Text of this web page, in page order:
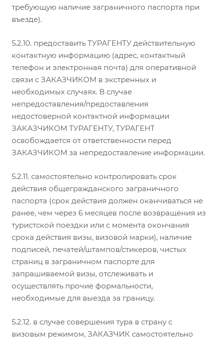
требующую наличие заграничного паспорта при
въезде).
5.2.10. предоставить ТУРАГЕНТУ действительную
контактную информацию (адрес, контактный
телефон и электронная почта) для оперативной
связи с ЗАКАЗЧИКОМ в экстренных и
необходимых случаях. В случае
непредоставления/предоставления
недостоверной контактной информации
ЗАКАЗЧИКОМ ТУРАГЕНТУ, ТУРАГЕНТ
освобождается от ответственности перед
ЗАКАЗЧИКОМ за непредоставление информации.
5.2.11. самостоятельно контролировать срок
действия общегражданского заграничного
паспорта (срок действия должен оканчиваться не
ранее, чем через 6 месяцев после возвращения из
туристской поездки или с момента окончания
срока действия визы, визовой марки), наличие
подписей, печатей/штампов/стикеров, чистых
страниц в заграничном паспорте для
запрашиваемой визы, отслеживать и
осуществлять прочие формальности,
необходимые для выезда за границу.
5.2.12. в случае совершения тура в страну с
визовым режимом, ЗАКАЗЧИК самостоятельно